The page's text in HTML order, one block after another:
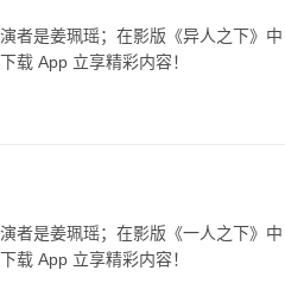
者是姜珮瑶；在影版《异人之下》
载 App 立享精彩内容！
者是姜珮瑶；在影版《一人之下》
载 App 立享精彩内容！